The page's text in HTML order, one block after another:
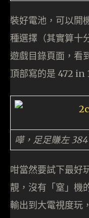
裝好電池，可以開
種選擇（其實算十
遊戲目錄頁面，看
頂部寫的是 472 in
嘩，足足賺左
咁當然要試下最好
靚，沒有「窒」機
輸出到大電視度玩